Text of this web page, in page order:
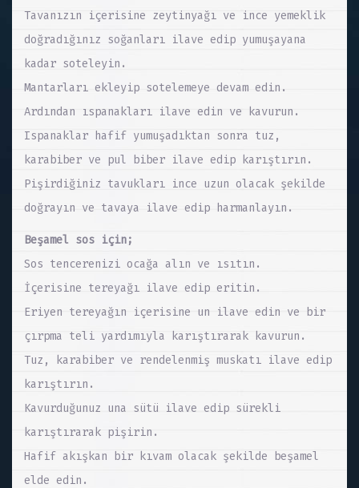
Tavanızın içerisine zeytinyağı ve ince yemeklik
doğradığınız soğanları ilave edip yumuşayana
kadar soteleyin.
Mantarları ekleyip sotelemeye devam edin.
Ardından ıspanakları ilave edin ve kavurun.
Ispanaklar hafif yumuşadıktan sonra tuz,
karabiber ve pul biber ilave edip karıştırın.
Pişirdiğiniz tavukları ince uzun olacak şekilde
doğrayın ve tavaya ilave edip harmanlayın.
Beşamel sos için;
Sos tencerenizi ocağa alın ve ısıtın.
İçerisine tereyağı ilave edip eritin.
Eriyen tereyağın içerisine un ilave edin ve bir
çırpma teli yardımıyla karıştırarak kavurun.
Tuz, karabiber ve rendelenmiş muskatı ilave edip
karıştırın.
Kavurduğunuz una sütü ilave edip sürekli
karıştırarak pişirin.
Hafif akışkan bir kıvam olacak şekilde beşamel
elde edin.